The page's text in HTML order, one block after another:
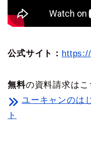
公式サイト：
無料の資料請求は
ユーキャンのは
ト